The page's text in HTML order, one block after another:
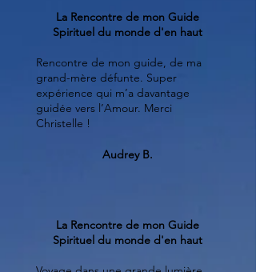
La Rencontre de mon Guide
Spirituel du monde d'en haut
Rencontre de mon guide, de ma
grand-mère défunte. Super
expérience qui m’a davantage
guidée vers l’Amour. Merci
Christelle !
Audrey B.
La Rencontre de mon Guide
Spirituel du monde d'en haut